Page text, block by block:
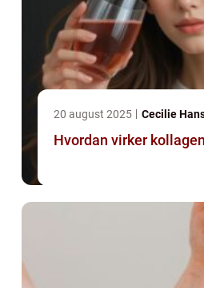
20 august 2025 Cecilie
Hvordan virker